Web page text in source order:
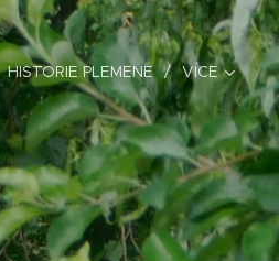
HISTORIE PLEMENE VÍCE